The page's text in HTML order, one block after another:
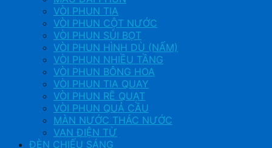
VÒI PHUN TIA
VÒI PHUN CỘT NƯỚC
VÒI PHUN SỦI BỌT
VÒI PHUN HÌNH DÙ (NẤM)
VÒI PHUN NHIỀU TẦNG
VÒI PHUN BÔNG HOA
VÒI PHUN TIA QUAY
VÒI PHUN RẼ QUẠT
VÒI PHUN QUẢ CẦU
MÀN NƯỚC THÁC NƯỚC
VAN ĐIỆN TỪ
ĐÈN CHIẾU SÁNG